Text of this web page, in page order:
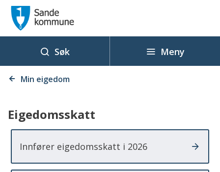
a
n
e
m
m
u
n
e
Søk Meny
Du Min eigedom
Eigedomsskatt
Innfører eigedomsskatt i 2026